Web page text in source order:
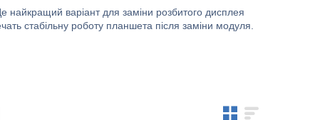
варіант для заміни розбитого дисплея
стабільну роботу планшета після заміни модуля.